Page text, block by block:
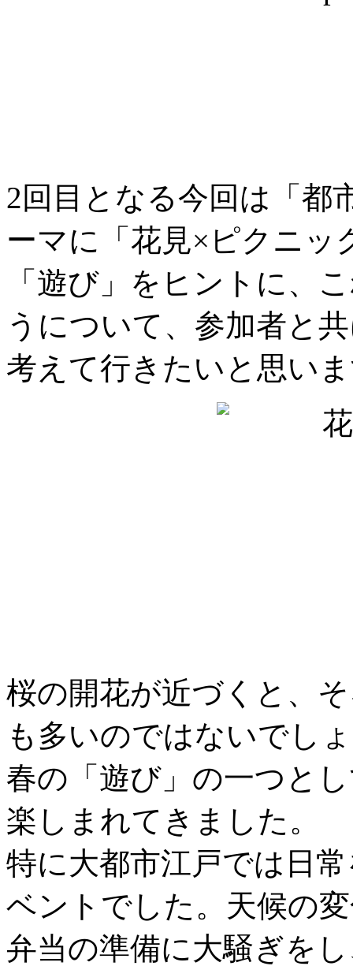
2回目となる今回は「都
ーマに「花見×ピクニッ
「遊び」をヒントに、
うについて、参加者と
考えて行きたいと思い
桜の開花が近づくと、
も多いのではないでし
春の「遊び」の一つと
楽しまれてきました。
特に大都市江戸では日
ベントでした。天候の
弁当の準備に大騒ぎを